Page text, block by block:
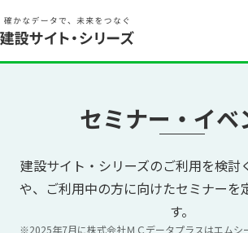
セミナー・イベ
建設サイト・シリーズのご利用を検討
や、ご利用中の方に向けたセミナーを
す。
※2025年7月に株式会社ＭＣデータプラスはエムシ